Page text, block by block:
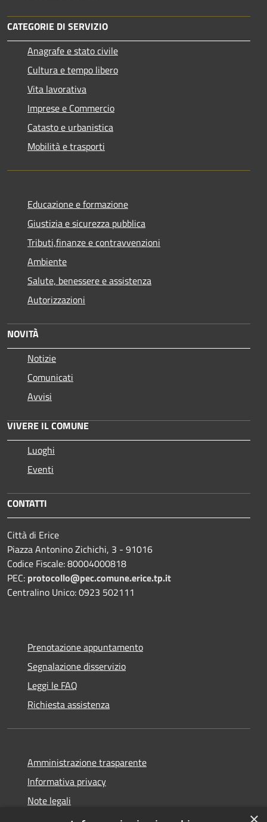
CATEGORIE DI SERVIZIO
Anagrafe e stato civile
Cultura e tempo libero
Vita lavorativa
Imprese e Commercio
Catasto e urbanistica
Mobilità e trasporti
Educazione e formazione
Giustizia e sicurezza pubblica
Tributi,finanze e contravvenzioni
Ambiente
Salute, benessere e assistenza
Autorizzazioni
NOVITÀ
Notizie
Comunicati
Avvisi
VIVERE IL COMUNE
Luoghi
Eventi
CONTATTI
Città di Erice
Piazza Antonino Zichichi, 3 - 91016
Codice Fiscale: 80004000818
PEC: protocollo@pec.comune.erice.tp.it
Centralino Unico: 0923 502111
Prenotazione appuntamento
Segnalazione disservizio
Leggi le FAQ
Richiesta assistenza
Amministrazione trasparente
Informativa privacy
Note legali